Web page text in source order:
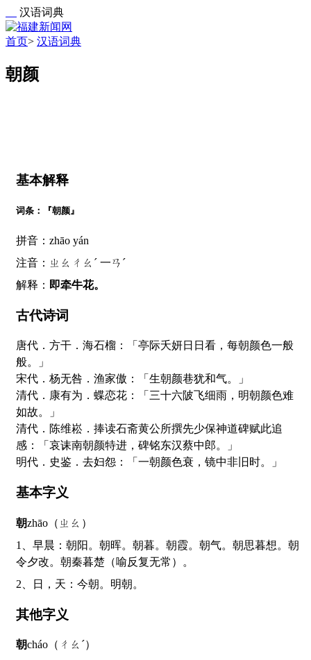
汉语词典
首页> 汉语词典
朝颜
基本解释
词条：『朝颜』
拼音：zhāo yán
注音：ㄓㄠㄔㄠˊ 一ㄢˊ
解释： 即牵牛花。
古代诗词
唐代．方干．海石榴：「亭际夭妍日日看，每朝颜色一般
般。」
宋代．杨无咎．渔家傲：「生朝颜巷犹和气。」
清代．康有为．蝶恋花：「三十六陂飞细雨，明朝颜色难
如故。」
清代．陈维崧．捧读石斋黄公所撰先少保神道碑赋此追
感：「哀诔南朝颜特进，碑铭东汉蔡中郎。」
明代．史鉴．去妇怨：「一朝颜色衰，镜中非旧时。」
基本字义
朝zhāo（ㄓㄠ）
1、早晨：朝阳。朝晖。朝暮。朝霞。朝气。朝思暮想。朝
令夕改。朝秦暮楚（喻反复无常）。
2、日，天：今朝。明朝。
其他字义
朝cháo（ㄔㄠˊ）